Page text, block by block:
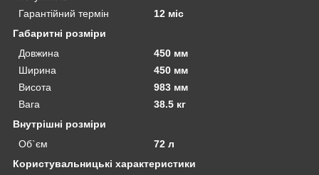
Гарантійний термін
12 міс
Габаритні розміри
Довжина
450 мм
Ширина
450 мм
Висота
983 мм
Вага
38.5 кг
Внутрішні розміри
Об`єм
72 л
Користувальницькі характеристики